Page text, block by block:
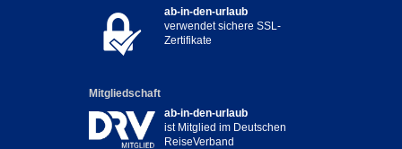
ab-in-den-urlaub
verwendet sichere SSL-
Zertifikate
Mitgliedschaft
ab-in-den-urlaub
ist Mitglied im Deutschen
ReiseVerband